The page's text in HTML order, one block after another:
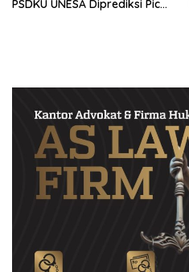
PSDKU UNESA Diprediksi Picu